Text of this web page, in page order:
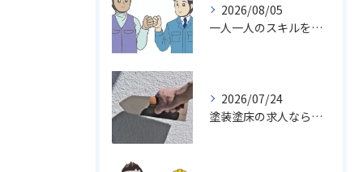
2026/08/05
一人一人のスキルを活かしチームワークや柔軟性を求め成長し続ける職場
2026/07/24
塗装塗床の求人なら…活躍出来る職場未経験・経験者でも求めております。